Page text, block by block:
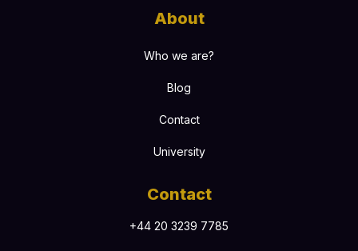
About
Who we are?
Blog
Contact
University
Contact
+44 20 3239 7785